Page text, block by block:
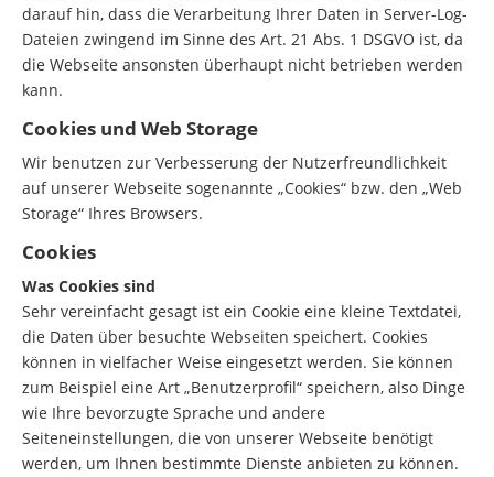
darauf hin, dass die Verarbeitung Ihrer Daten in Server-Log-
Dateien zwingend im Sinne des Art. 21 Abs. 1 DSGVO ist, da
die Webseite ansonsten überhaupt nicht betrieben werden
kann.
Cookies und Web Storage
Wir benutzen zur Verbesserung der Nutzerfreundlichkeit
auf unserer Webseite sogenannte „Cookies“ bzw. den „Web
Storage“ Ihres Browsers.
Cookies
Was Cookies sind
Sehr vereinfacht gesagt ist ein Cookie eine kleine Textdatei,
die Daten über besuchte Webseiten speichert. Cookies
können in vielfacher Weise eingesetzt werden. Sie können
zum Beispiel eine Art „Benutzerprofil“ speichern, also Dinge
wie Ihre bevorzugte Sprache und andere
Seiteneinstellungen, die von unserer Webseite benötigt
werden, um Ihnen bestimmte Dienste anbieten zu können.